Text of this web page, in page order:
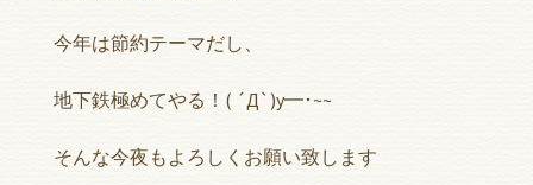
今年は節約テーマだし、
地下鉄極めてやる！( ´Д`)y━･~~
そんな今夜もよろしくお願い致します